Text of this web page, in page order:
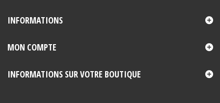
INFORMATIONS
MON COMPTE
INFORMATIONS SUR VOTRE BOUTIQUE